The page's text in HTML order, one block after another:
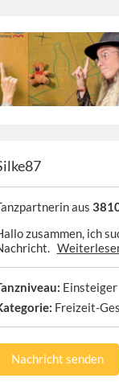
aus
zusammen, ich
Einsteiger
Freizeit-
Nachricht senden